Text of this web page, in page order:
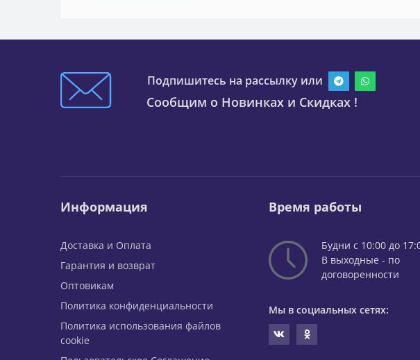
Подпишитесь на рассылку или
Сообщим о Новинках и Скидках !
Информация
Доставка и Оплата
Гарантия и возврат
Оптовикам
Политика конфиденциальности
Политика использования файлов
cookie
Время работы
Будни с 10:00 до
В выходные - по
договоренности
Мы в социальных сетях: